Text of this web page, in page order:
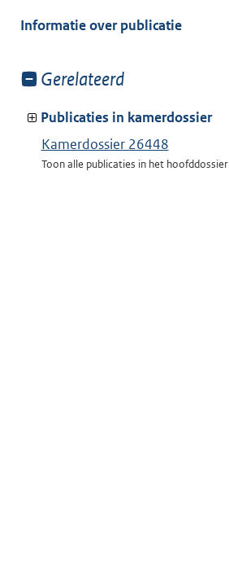
van:
Informatie over publicatie
Toon
van:
Gerelateerd
Publicaties in kamerdossier
Kamerdossier 26448
Toon alle publicaties in het hoofddossier